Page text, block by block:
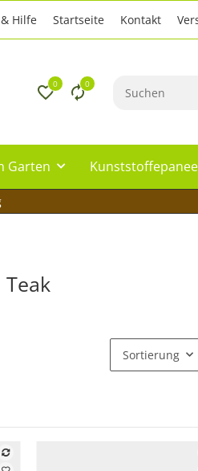
Hilfe Startseite Kontakt
0 0
Garten
Teak
Sortierung